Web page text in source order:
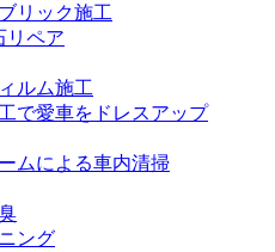
リック施工
リペア
ルム施工
で愛車をドレスアップ
ムによる車内清掃
ング